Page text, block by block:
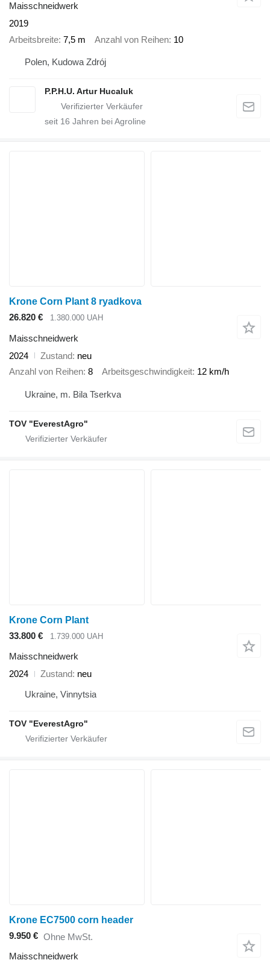
Maisschneidwerk
2019
Arbeitsbreite 7,5 m Anzahl von Reihen 10
Polen, Kudowa Zdrój
P.P.H.U. Artur Hucaluk
seit 16 Jahren bei Agroline
Krone Corn Plant 8 ryadkova
26.820 €
1.380.000 UAH
Maisschneidwerk
2024
Zustand neu
Anzahl von Reihen 8 Arbeitsgeschwindigkeit 12 km/h
Ukraine, m. Bila Tserkva
TOV "EverestAgro"
Krone Corn Plant
33.800 €
1.739.000 UAH
Maisschneidwerk
2024
Zustand neu
Ukraine, Vinnytsia
TOV "EverestAgro"
Krone EC7500 corn header
9.950 € Ohne MwSt.
Maisschneidwerk